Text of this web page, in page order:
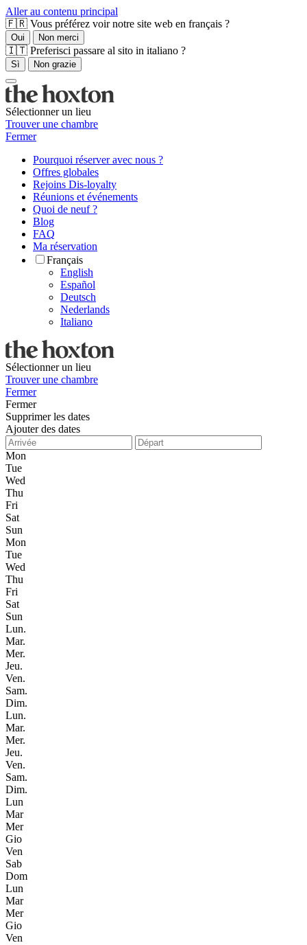
Aller au contenu principal
🇫🇷 Vous préférez voir notre site web en français ?
Oui Non merci
🇮🇹 Preferisci passare al sito in italiano ?
Sì Non grazie
Sélectionner un lieu
Trouver une chambre
Fermer
Pourquoi réserver avec nous ?
Offres globales
Rejoins Dis-loyalty
Réunions et événements
Quoi de neuf ?
Blog
FAQ
Ma réservation
Français
English
Español
Deutsch
Nederlands
Italiano
Sélectionner un lieu
Trouver une chambre
Fermer
Fermer
Supprimer les dates
Ajouter des dates
Mon
Tue
Wed
Thu
Fri
Sat
Sun
Mon
Tue
Wed
Thu
Fri
Sat
Sun
Lun.
Mar.
Mer.
Jeu.
Ven.
Sam.
Dim.
Lun.
Mar.
Mer.
Jeu.
Ven.
Sam.
Dim.
Lun
Mar
Mer
Gio
Ven
Sab
Dom
Lun
Mar
Mer
Gio
Ven